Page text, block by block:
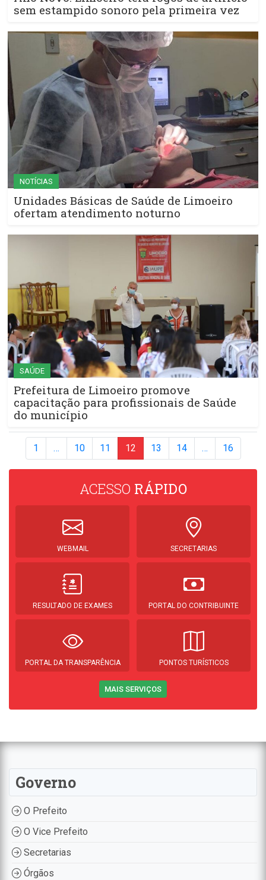
sem estampido sonoro pela primeira vez
NOTÍCIAS
Unidades Básicas de Saúde de Limoeiro
ofertam atendimento noturno
SAÚDE
Prefeitura de Limoeiro promove
capacitação para profissionais de Saúde
do município
1 … 10 11 12 13 14 … 16
ACESSO RÁPIDO
WEBMAIL SECRETARIAS
RESULTADO DE EXAMES PORTAL DO CONTRIBUINTE
PORTAL DA TRANSPARÊNCIA PONTOS TURÍSTICOS
MAIS SERVIÇOS
Governo
O Prefeito
O Vice Prefeito
Secretarias
Órgãos